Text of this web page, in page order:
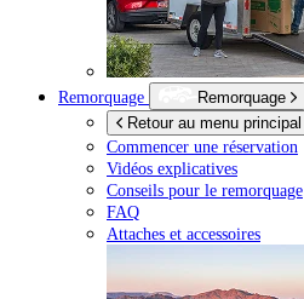
Remorquage
Remorquage
Retour au menu principal
Commencer une réservation
Vidéos explicatives
Conseils pour le remorquage
FAQ
Attaches et accessoires